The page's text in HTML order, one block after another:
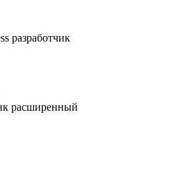
разработчик
расширенный